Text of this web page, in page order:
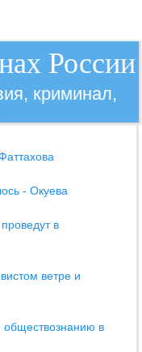
России
криминал,
- Окуева
в
ветре и
обществознанию в